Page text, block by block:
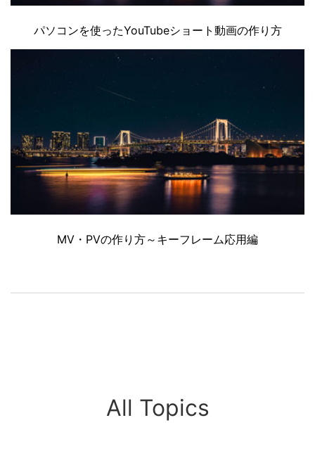
パソコンを使ったYouTubeショート動画の作り方
MV・PVの作り方～キーフレーム応用編
All Topics